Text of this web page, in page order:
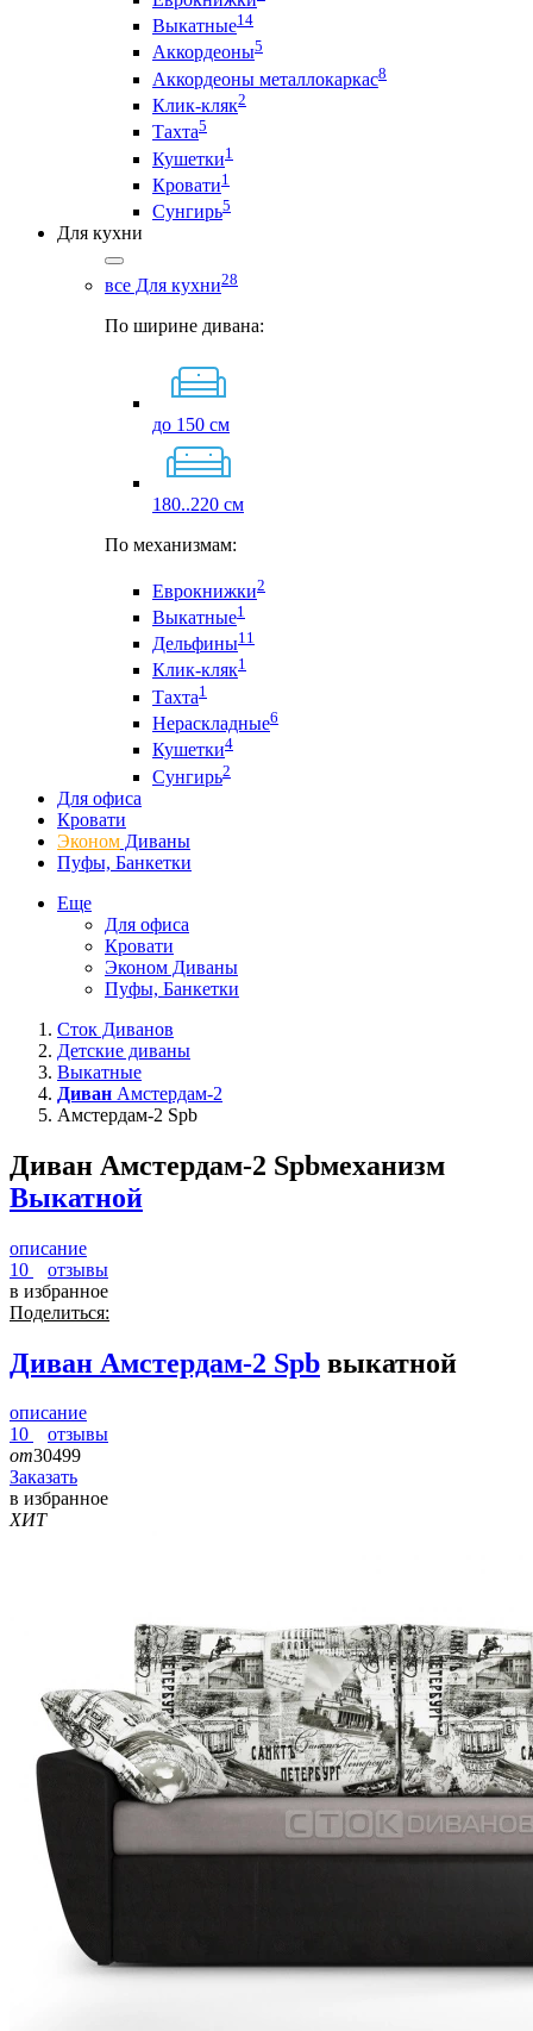
Выкатные14
Аккордеоны5
Аккордеоны металлокаркас8
Клик-кляк2
Тахта5
Кушетки1
Кровати1
Сунгирь5
Для кухни
все Для кухни28
По ширине дивана:
до 150 см
180..220 см
По механизмам:
Еврокнижки2
Выкатные1
Дельфины11
Клик-кляк1
Тахта1
Нераскладные6
Кушетки4
Сунгирь2
Для офиса
Кровати
Эконом Диваны
Пуфы, Банкетки
Еще
Для офиса
Кровати
Эконом Диваны
Пуфы, Банкетки
Сток Диванов
Детские диваны
Выкатные
Диван Амстердам-2
Амстердам-2 Spb
Диван Амстердам-2 Spbмеханизм
Выкатной
описание
10
отзывы
в избранное
Поделиться:
Диван Амстердам-2 Spb выкатной
описание
10
отзывы
от30499
Заказать
в избранное
ХИТ